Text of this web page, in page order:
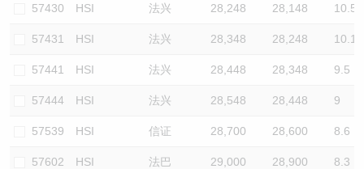
57430 HSI 法兴 28,248 28,148 10.5
57431 HSI 法兴 28,348 28,248 10.1
57441 HSI 法兴 28,448 28,348 9.5
57444 HSI 法兴 28,548 28,448 9
57539 HSI 信证 28,700 28,600 8.6
57602 HSI 法巴 29,000 28,900 8.3